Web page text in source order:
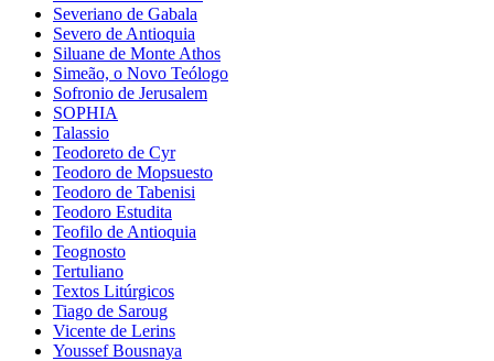
Severiano de Gabala
Severo de Antioquia
Siluane de Monte Athos
Simeão, o Novo Teólogo
Sofronio de Jerusalem
SOPHIA
Talassio
Teodoreto de Cyr
Teodoro de Mopsuesto
Teodoro de Tabenisi
Teodoro Estudita
Teofilo de Antioquia
Teognosto
Tertuliano
Textos Litúrgicos
Tiago de Saroug
Vicente de Lerins
Youssef Bousnaya